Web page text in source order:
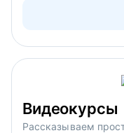
Видеокурсы
Рассказываем